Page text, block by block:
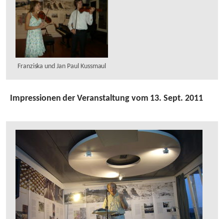
Franziska und Jan Paul Kussmaul
Impressionen der Veranstaltung vom 13. Sept. 2011